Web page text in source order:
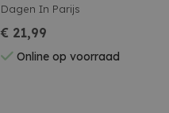
Dagen In Parijs
€ 21,99
Online op voorraad